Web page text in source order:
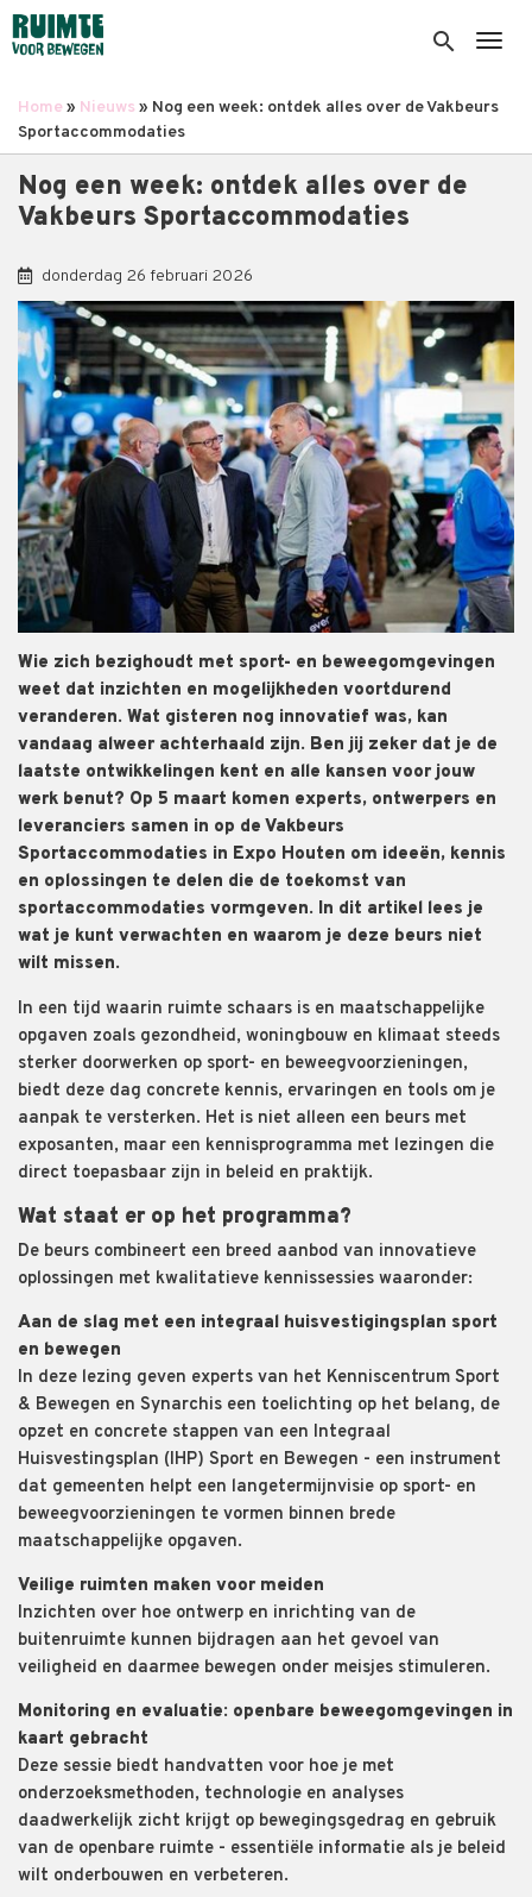
Overslaan
en
inhoud
gaan
search
Kruimelpad
Home Nieuws
Nog een week: ontdek alles over de Vakbeurs
Sportaccommodaties
Nog een week: ontdek alles over de
Vakbeurs Sportaccommodaties
donderdag 26 februari 2026
Wie zich bezighoudt met sport- en beweegomgevingen
weet dat inzichten en mogelijkheden voortdurend
veranderen. Wat gisteren nog innovatief was, kan
vandaag alweer achterhaald zijn. Ben jij zeker dat je de
laatste ontwikkelingen kent en alle kansen voor jouw
werk benut? Op 5 maart komen experts, ontwerpers en
leveranciers samen in op de Vakbeurs
Sportaccommodaties in Expo Houten om ideeën, kennis
en oplossingen te delen die de toekomst van
sportaccommodaties vormgeven. In dit artikel lees je
wat je kunt verwachten en waarom je deze beurs niet
wilt missen.
In een tijd waarin ruimte schaars is en maatschappelijke
opgaven zoals gezondheid, woningbouw en klimaat steeds
sterker doorwerken op sport- en beweegvoorzieningen,
biedt deze dag concrete kennis, ervaringen en tools om je
aanpak te versterken. Het is niet alleen een beurs met
exposanten, maar een kennisprogramma met lezingen die
direct toepasbaar zijn in beleid en praktijk.
Wat staat er op het programma?
De beurs combineert een breed aanbod van innovatieve
oplossingen met kwalitatieve kennissessies waaronder:
Aan de slag met een integraal huisvestigingsplan sport
en bewegen
In deze lezing geven experts van het Kenniscentrum Sport
& Bewegen en Synarchis een toelichting op het belang, de
opzet en concrete stappen van een Integraal
Huisvestingsplan (IHP) Sport en Bewegen - een instrument
dat gemeenten helpt een langetermijnvisie op sport- en
beweegvoorzieningen te vormen binnen brede
maatschappelijke opgaven.
Veilige ruimten maken voor meiden
Inzichten over hoe ontwerp en inrichting van de
buitenruimte kunnen bijdragen aan het gevoel van
veiligheid en daarmee bewegen onder meisjes stimuleren.
Monitoring en evaluatie: openbare beweegomgevingen in
kaart gebracht
Deze sessie biedt handvatten voor hoe je met
onderzoeksmethoden, technologie en analyses
daadwerkelijk zicht krijgt op bewegingsgedrag en gebruik
van de openbare ruimte - essentiële informatie als je beleid
wilt onderbouwen en verbeteren.